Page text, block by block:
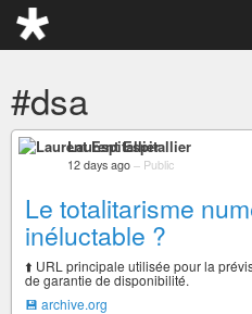
#dsa
Laurent Espitallier
12 days ago – Public
Le totalitarisme
inéluctable ?
⬆️ URL principale utilisée pour la
de garantie de disponibilité.
💾 archive.org